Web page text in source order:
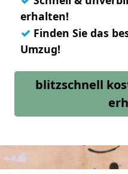
erhalten!
✓ Finden Sie das
Umzug!
blitzschnell